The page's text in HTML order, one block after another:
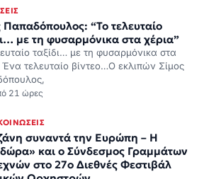
ταξίδι… με τη φυσαρμόνικα στα
Ένα τελευταίο βίντεο…Ο εκλιπών Σίμος
21 ώρες
συναντά την Ευρώπη – Η
στο 27ο Διεθνές Φεστιβάλ
Ορχηστρών
Κοζάνης: Η Κοζάνη συναντά την Ευρώπη –
και ο Σύνδεσμος Γραμμάτων και
στο 27ο Διεθνές Φεστιβάλ Νεανικών